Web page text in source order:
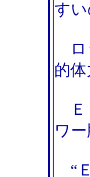
すい
ロ
的
Ｅ
ワ
“